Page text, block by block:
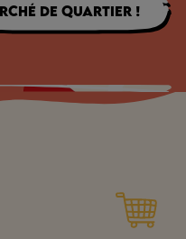
de quartier !